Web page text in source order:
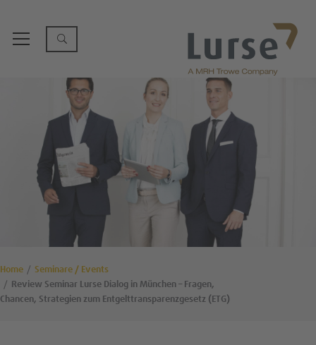
Home
Seminare / Events
Review Seminar Lurse Dialog in München – Fragen,
Chancen, Strategien zum Entgelttransparenzgesetz (ETG)